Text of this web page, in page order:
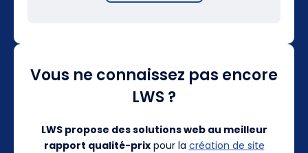
Vous ne connaissez pas encore
LWS ?
LWS propose des solutions web au meilleur
rapport qualité-prixpour la création de site